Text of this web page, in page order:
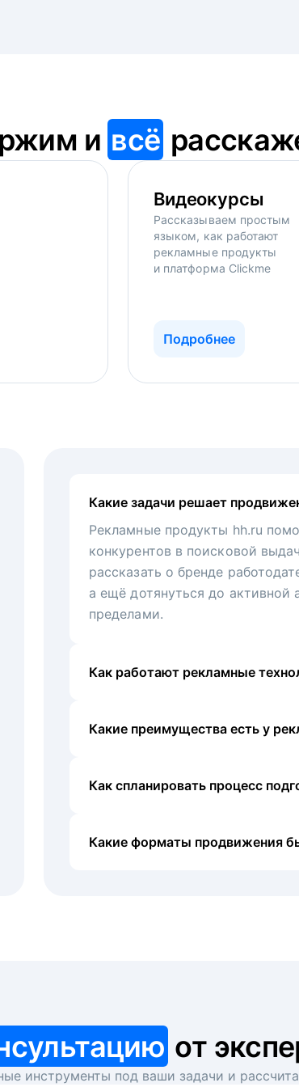
и всё
Видеокурсы
Рассказываем простым
языком, как работают
рекламные продукты
и платформа Clickme
Подробнее
Какие задачи решает
Рекламные продукты hh.ru
конкурентов в поисковой
рассказать о бренде
а ещё дотянуться до активной
пределами.
Как работают рекламные
Какие преимущества есть у
Как спланировать процесс
Какие форматы продвижения
от
инструменты под ваши задачи и